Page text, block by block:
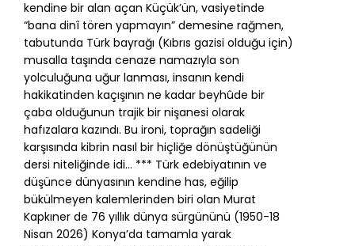
kendine bir alan açan Küçük’ün, vasiyetinde
“bana dinî tören yapmayın” demesine rağmen,
tabutunda Türk bayrağı (Kıbrıs gazisi olduğu için)
musalla taşında cenaze namazıyla son
yolculuğuna uğur lanması, insanın kendi
hakikatinden kaçışının ne kadar beyhûde bir
çaba olduğunun trajik bir nişanesi olarak
hafızalara kazındı. Bu ironi, toprağın sadeliği
karşısında kibrin nasıl bir hiçliğe dönüştüğünün
dersi niteliğinde idi… *** Türk edebiyatının ve
düşünce dünyasının kendine has, eğilip
bükülmeyen kalemlerinden biri olan Murat
Kapkıner de 76 yıllık dünya sürgününü (1950-18
Nisan 2026) Konya’da tamamla yarak